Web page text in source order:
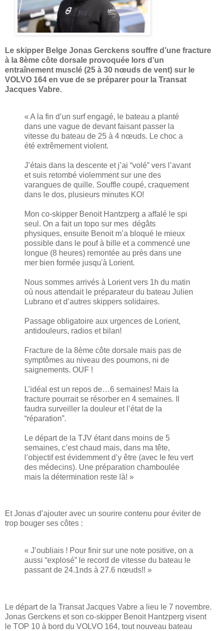
Le skipper Belge Jonas Gerckens souffre d’une fracture
à la 8ème côte dorsale provoquée lors d’un
entraînement musclé (25 à 30 nœuds de vent) sur le
VOLVO 164 en vue de se préparer pour la Transat
Jacques Vabre.
« A la fin d’un surf engagé, le bateau a planté
dans une vague de devant faisant passer la
vitesse du bateau de 25 à 4 nœuds. Le choc a
été extrêmement violent.
J’étais dans la descente et j’ai “volé” vers l’avant
et suis retombé violemment sur une des
varangues de quille. Souffle coupé, craquement
dans le dos, plusieurs minutes KO!
Mon co-skipper Benoit Hantzperg a affalé le spi
seul. On a fait un topo sur mes dégâts
physiques, ensuite Benoit m’a bloqué le mieux
possible dans le pouf à bille et a commencé une
longue (8 heures) remontée au près dans une
mer bien formée jusqu'à Lorient.
Nous sommes arrivés à Lorient vers 1h du matin
où nous attendait le préparateur du bateau Julien
Lubrano et d’autres skippers solidaires.
Passage obligatoire aux urgences de Lorient,
antidouleurs, radios et bilan!
Fracture de la 8ème côte dorsale mais pas de
symptômes au niveau des poumons, ni de
saignements. OUF !
L’idéal est un repos de…6 semaines! Mais la
fracture pourrait se résorber en 4 semaines. Il
faudra surveiller la douleur et l’état de la
“réparation”.
Le départ de la TJV étant dans moins de 5
semaines, c’est chaud mais, dans ma tête,
l’objectif est évidemment d’y être (avec le feu vert
des médecins). Une préparation chamboulée
mais la détermination reste là! »
Et Jonas d’ajouter avec un sourire contenu pour éviter de
trop bouger ses côtes :
« J’oubliais ! Pour finir sur une note positive, on a
aussi “explosé” le record de vitesse du bateau le
passant de 24.1nds à 27.6 nœuds!! »
Le départ de la Transat Jacques Vabre a lieu le 7 novembre.
Jonas Gerckens et son co-skipper Benoit Hantzperg visent
le TOP 10 à bord du VOLVO 164, tout nouveau bateau